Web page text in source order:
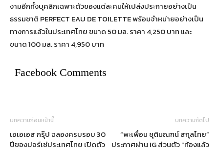
งามอีกทั้งบุคลิกเฉพาะตัวของแต่ละคนให้เปล่งประกายอย่างเป็น
ธรรมชาติ PERFECT EAU DE TOILETTE พร้อมจำหน่ายอย่างเป็น
ทางการแล้วในประเทศไทย ขนาด 50 มล. ราคา 4,250 บาท และ
ขนาด 100 มล. ราคา 4,950 บาท
Facebook Comments
บทความก่อนหน้านี้
เอเอเอส กรุ๊ป ฉลองครบรอบ 30
ปีของปอร์เช่ประเทศไทย เปิดตัว
บทความถัดไป
“พะเพื่อน ชุติมณฑน์ สกุลไทย”
ประกาศผ่าน IG ส่วนตัว “ท้องแล้ว